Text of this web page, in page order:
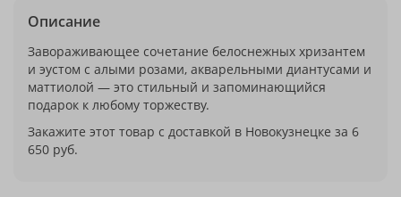
Описание
Завораживающее сочетание белоснежных хризантем
и эустом с алыми розами, акварельными диантусами и
маттиолой — это стильный и запоминающийся
подарок к любому торжеству.
Закажите этот товар с доставкой в Новокузнецке за 6
650 руб.